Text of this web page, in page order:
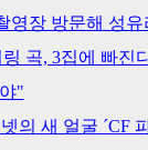
영장 방문해 성유
곡, 3집에 빠진
"
의 새 얼굴 ´CF